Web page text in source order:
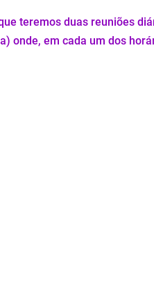
teremos duas reuniões
onde, em cada um dos